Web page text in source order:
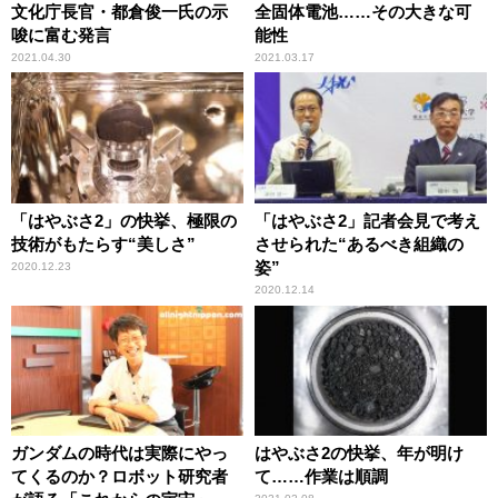
文化庁長官・都倉俊一氏の示
唆に富む発言
2021.04.30
全固体電池……その大きな可
能性
2021.03.17
「はやぶさ2」の快挙、極限の
技術がもたらす“美しさ”
2020.12.23
「はやぶさ2」記者会見で考え
させられた“あるべき組織の
姿”
2020.12.14
ガンダムの時代は実際にやっ
てくるのか？ロボット研究者
はやぶさ2の快挙、年が明け
て……作業は順調